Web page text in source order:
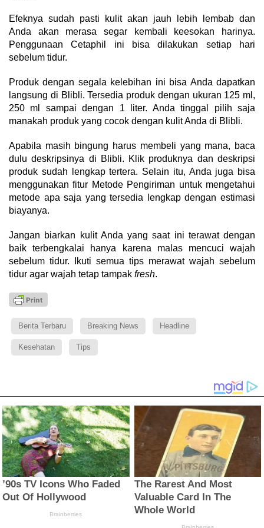
Efeknya sudah pasti kulit akan jauh lebih lembab dan
Anda akan merasa segar kembali keesokan harinya.
Penggunaan Cetaphil ini bisa dilakukan setiap hari
sebelum tidur.
Produk dengan segala kelebihan ini bisa Anda dapatkan
langsung di Blibli. Tersedia produk dengan ukuran 125 ml,
250 ml sampai dengan 1 liter. Anda tinggal pilih saja
manakah produk yang cocok dengan kulit Anda di Blibli.
Apabila masih bingung harus membeli yang mana, baca
dulu deskripsinya di Blibli. Klik produknya dan deskripsi
produk sudah lengkap tertera. Selain itu, Anda juga bisa
menggunakan fitur Metode Pengiriman untuk mengetahui
metode apa saja yang tersedia lengkap dengan estimasi
biayanya.
Jangan biarkan kulit Anda yang saat ini terawat dengan
baik terbengkalai hanya karena malas mencuci wajah
sebelum tidur. Ikuti semua tips merawat wajah sebelum
tidur agar wajah tetap tampak fresh.
Berita Terbaru Breaking News Headline
Kesehatan Tips